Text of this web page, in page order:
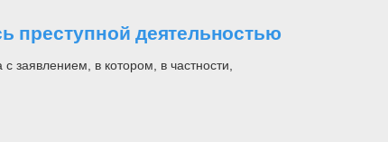
преступной деятельностью
в котором, в частности,